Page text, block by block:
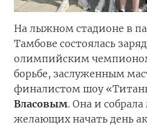
На лыжном стадионе в
Тамбове состоялась
олимпийским
борьбе, заслуженным
финалистом шоу
Власовым. Она и
желающих начать день